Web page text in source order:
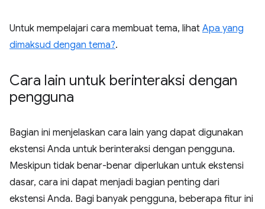
Untuk mempelajari cara membuat tema, lihat Apa yang
dimaksud dengan tema?.
Cara lain untuk berinteraksi dengan
pengguna
Bagian ini menjelaskan cara lain yang dapat digunakan
ekstensi Anda untuk berinteraksi dengan pengguna.
Meskipun tidak benar-benar diperlukan untuk ekstensi
dasar, cara ini dapat menjadi bagian penting dari
ekstensi Anda. Bagi banyak pengguna, beberapa fitur ini